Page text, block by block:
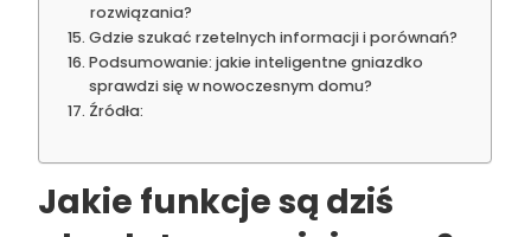
rozwiązania?
Gdzie szukać rzetelnych informacji i porównań?
Podsumowanie: jakie inteligentne gniazdko
sprawdzi się w nowoczesnym domu?
Źródła:
Jakie funkcje są dziś